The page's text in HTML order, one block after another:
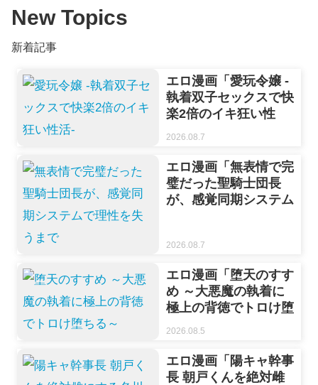
New Topics
新着記事
エロ漫画「愛玩令嬢 -
執着双子セックスで快
楽2倍のイキ狂い性
方法【wakako】
2026.08.7
エロ漫画「無表情で完
璧だった聖騎士団長
が、感覚同期システム
に無料で読む方法【紅
くイにー】
2026.08.7
エロ漫画「堕天のすす
め ～大悪魔の執着に
極上の背徳でトロけ堕
で読む方法【贅沢一
貫】
2026.08.5
エロ漫画「陽キャ幹事
長 朝戸くんを絶対雌